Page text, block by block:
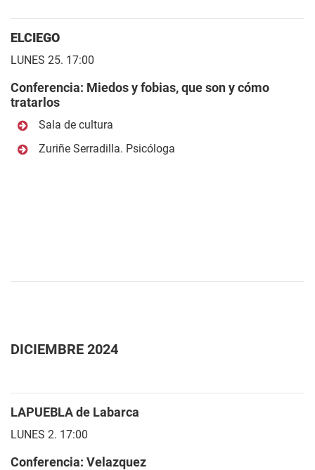
ELCIEGO
LUNES 25. 17:00
Conferencia: Miedos y fobias, que son y cómo
tratarlos
Sala de cultura
Zuriñe Serradilla. Psicóloga
DICIEMBRE 2024
LAPUEBLA de Labarca
LUNES 2. 17:00
Conferencia: Velazquez